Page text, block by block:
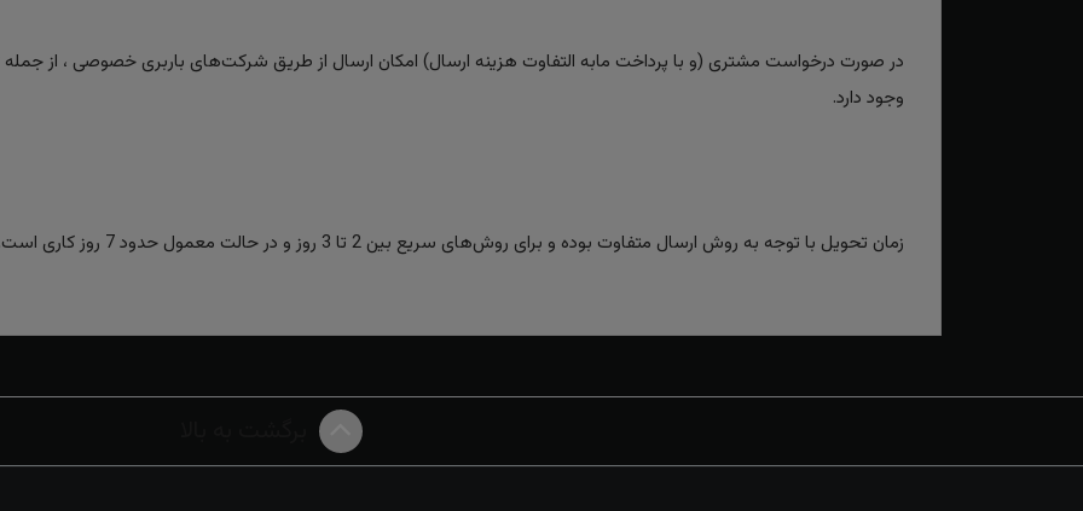
در صورت درخواست مشتری (و با پرداخت مابه التفاوت هزینه ارسال) امکان ارسال از طریق شرکت‌های باربری خصوصی ، از جمله
وجود دارد.
زمان تحویل با توجه به روش ارسال متفاوت بوده و برای روش‌های سریع بین 2 تا 3 روز و در حالت معمول حدود 7 روز کاری است.